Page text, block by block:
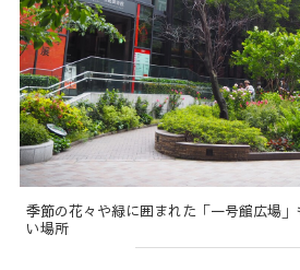
季節の花々や緑に囲まれた「一号館広場
い場所